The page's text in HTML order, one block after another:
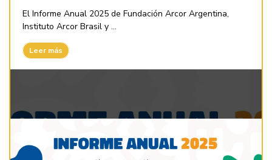
El Informe Anual 2025 de Fundación Arcor Argentina,
Instituto Arcor Brasil y ...
Leer más